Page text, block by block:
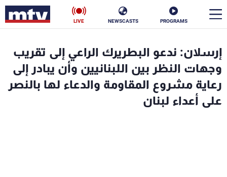
PROGRAMS
NEWSCASTS
LIVE
إرسلان: ندعو البطريرك الراعي إلى تقريب
وجهات النظر بين اللبنانيين وأن يبادر إلى
رعاية مشروع المقاومة والدعاء لها بالنصر
على أعداء لبنان
الأخبار
سياسة ناس